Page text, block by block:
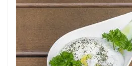
Culinaire
d’un
Restaurant
Libanais
à